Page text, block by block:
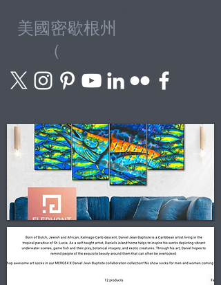
美國密歇根州
（